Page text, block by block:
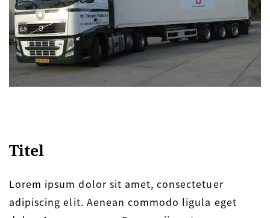
Titel
Lorem ipsum dolor sit amet, consectetuer
adipiscing elit. Aenean commodo ligula eget